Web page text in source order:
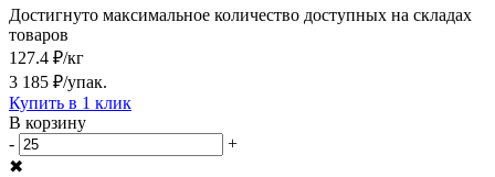
Достигнуто максимальное количество доступных на складах
товаров
127.4 ₽/кг
3 185 ₽/упак.
Купить в 1 клик
В корзину
-
+
✖